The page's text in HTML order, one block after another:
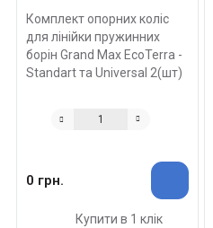
Комплект опорних коліс
для лінійки пружинних
борін Grand Max EcoTerra -
Standart та Universal 2(шт)
0 грн.
Купити в 1 клік